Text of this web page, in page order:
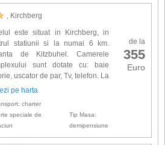
, Kirchberg
de la
355
Euro
este situat in Kirchberg, in
statiunii si la numai 6 km.
de Kitzbuhel. Camerele
sunt dotate cu: baie
uscator de par, Tv, telefon. La
veti beneficia si de: lobby, bar,
pe harta
charter
speciale de
Tip Masa:
demipensiune